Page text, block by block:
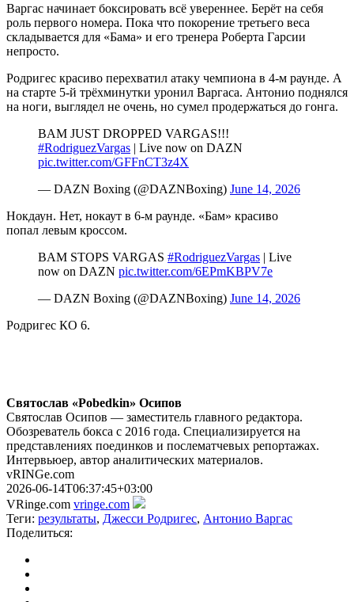
Варгас начинает боксировать всё увереннее. Берёт на себя
роль первого номера. Пока что покорение третьего веса
складывается для «Бама» и его тренера Роберта Гарсии
непросто.
Родригес красиво перехватил атаку чемпиона в 4-м раунде. А
на старте 5-й трёхминутки уронил Варгаса. Антонио поднялся
на ноги, выглядел не очень, но сумел продержаться до гонга.
BAM JUST DROPPED VARGAS!!!
#RodriguezVargas | Live now on DAZN
pic.twitter.com/GFFnCT3z4X
— DAZN Boxing (@DAZNBoxing) June 14, 2026
Нокдаун. Нет, нокаут в 6-м раунде. «Бам» красиво
попал левым кроссом.
BAM STOPS VARGAS #RodriguezVargas | Live
now on DAZN pic.twitter.com/6EPmKBPV7e
— DAZN Boxing (@DAZNBoxing) June 14, 2026
Родригес КО 6.
Святослав «Pobedkin» Осипов
Святослав Осипов — заместитель главного редактора.
Обозреватель бокса с 2016 года. Специализируется на
представлениях поединков и послематчевых репортажах.
Интервьюер, автор аналитических материалов.
vRINGe.com
2026-06-14T06:37:45+03:00
VRinge.com vringe.com
Теги: результаты, Джесси Родригес, Антонио Варгас
Поделиться: